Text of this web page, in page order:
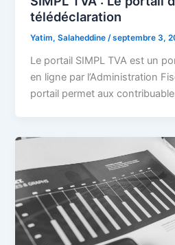
télédéclaration
Yatim, Salaheddine /septembre 3,
Le portail SIMPL TVA est un
en ligne par l’Administration
portail permet aux